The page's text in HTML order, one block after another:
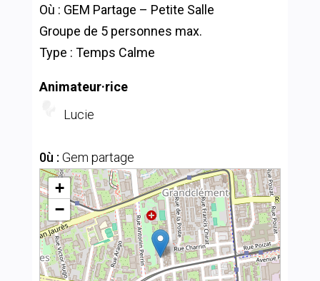
Où : GEM Partage – Petite Salle
Groupe de 5 personnes max.
Type : Temps Calme
Animateur·rice
Lucie
0ù : Gem partage
+
−